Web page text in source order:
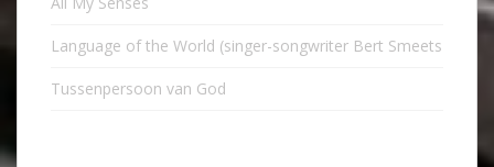
Language of the World (singer-songwriter Bert Smeets
Tussenpersoon van God